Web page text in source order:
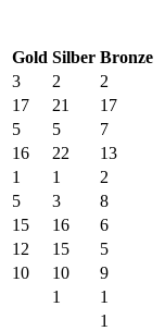
Gold Silber Bronze
3 2
2
17 21
17
5 5
7
16 22
13
1 1
2
5 3
8
15 16
6
12 15
5
10 10
9
1
1
1